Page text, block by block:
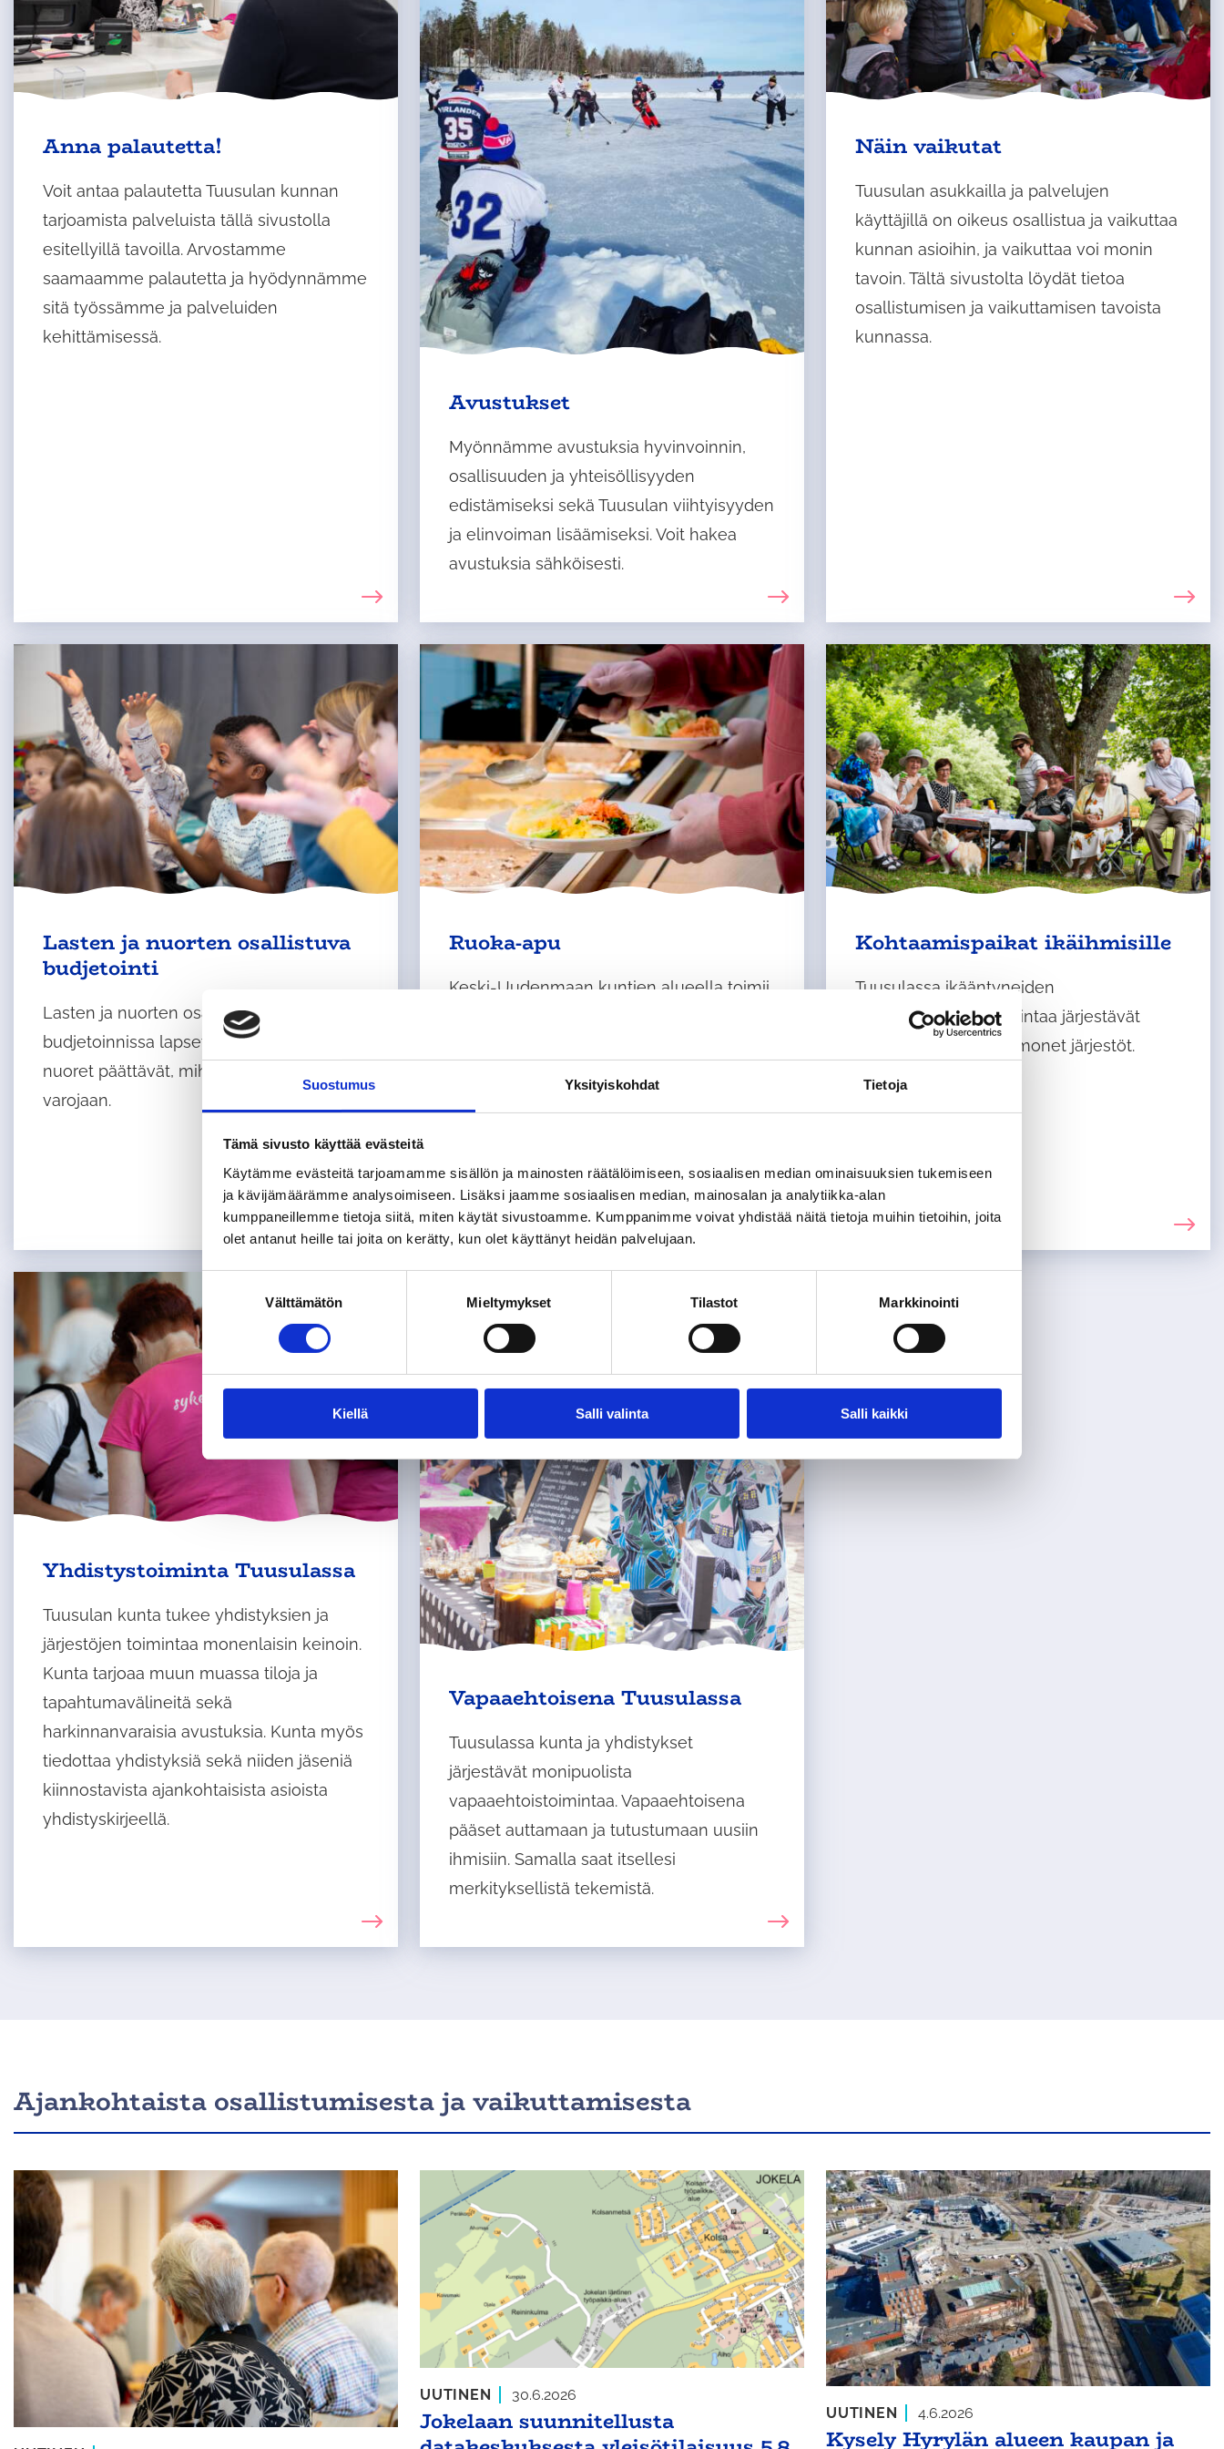
Suostumus Yksityiskohdat Tietoja
Tämä sivusto käyttää evästeitä
Käytämme evästeitä tarjoamamme sisällön ja mainosten räätälöimiseen, sosiaalisen median ominaisuuksien tukemiseen
ja kävijämäärämme analysoimiseen. Lisäksi jaamme sosiaalisen median, mainosalan ja analytiikka-alan
kumppaneillemme tietoja siitä, miten käytät sivustoamme. Kumppanimme voivat yhdistää näitä tietoja muihin tietoihin, joita
olet antanut heille tai joita on kerätty, kun olet käyttänyt heidän palvelujaan.
s
k
e
n
a
i
t
a
Välttämätön Mieltymykset Tilastot Markkinointi
Kiellä Salli valinta Salli kaikki
Anna palautetta!
Voit antaa palautetta Tuusulan kunnan
tarjoamista palveluista tällä sivustolla
esitellyillä tavoilla. Arvostamme
saamaamme palautetta ja hyödynnämme
sitä työssämme ja palveluiden
kehittämisessä.
Avustukset
Myönnämme avustuksia hyvinvoinnin,
osallisuuden ja yhteisöllisyyden
edistämiseksi sekä Tuusulan viihtyisyyden
ja elinvoiman lisäämiseksi. Voit hakea
avustuksia sähköisesti.
Näin vaikutat
Tuusulan asukkailla ja palvelujen
käyttäjillä on oikeus osallistua ja vaikuttaa
kunnan asioihin, ja vaikuttaa voi monin
tavoin. Tältä sivustolta löydät tietoa
osallistumisen ja vaikuttamisen tavoista
kunnassa.
Lasten ja nuorten osallistuva
budjetointi
Lasten ja nuorten osallistuvassa
budjetoinnissa lapset ja alle 18-vuotiaat
nuoret päättävät, mihin kunta käyttää
varojaan.
Ruoka-apu
Keski-Uudenmaan kuntien alueella toimii
muuta toimintaa.
Kohtaamispaikat ikäihmisille
Tuusulassa ikääntyneiden
kohtaamispaikkatoimintaa järjestävät
kunta, seurakunta ja monet järjestöt.
Yhdistystoiminta Tuusulassa
Tuusulan kunta tukee yhdistyksien ja
järjestöjen toimintaa monenlaisin keinoin.
Kunta tarjoaa muun muassa tiloja ja
tapahtumavälineitä sekä
harkinnanvaraisia avustuksia. Kunta myös
tiedottaa yhdistyksiä sekä niiden jäseniä
kiinnostavista ajankohtaisista asioista
yhdistyskirjeellä.
Vapaaehtoisena Tuusulassa
Tuusulassa kunta ja yhdistykset
järjestävät monipuolista
vapaaehtoistoimintaa. Vapaaehtoisena
pääset auttamaan ja tutustumaan uusiin
ihmisiin. Samalla saat itsellesi
merkityksellistä tekemistä.
Ajankohtaista osallistumisesta ja vaikuttamisesta
Jokelaan suunnitellusta
UUTINEN 30.6.2026
Kysely Hyrylän alueen kaupan ja
UUTINEN 4.6.2026